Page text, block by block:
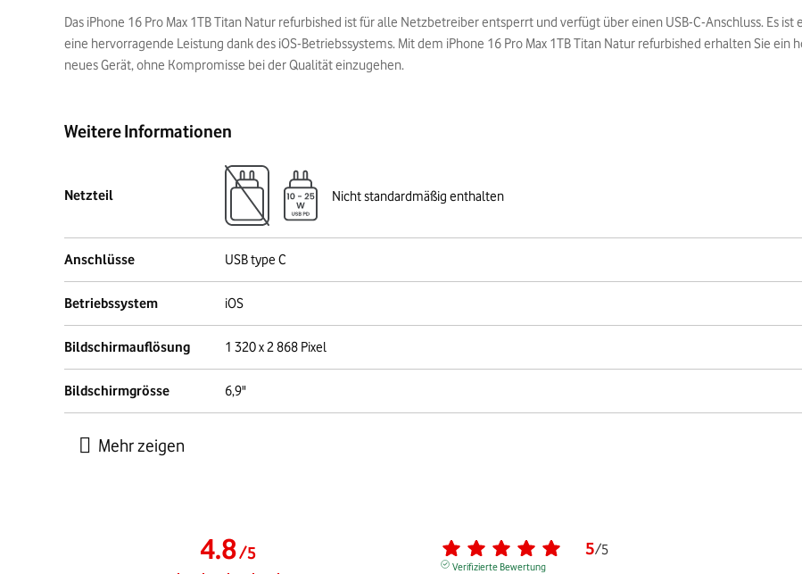
Das iPhone 16 Pro Max 1TB Titan Natur refurbished ist für alle Netzbetreiber entsperrt und verfügt über einen USB-C-Anschluss. Es
eine hervorragende Leistung dank des iOS-Betriebssystems. Mit dem iPhone 16 Pro Max 1TB Titan Natur refurbished erhalten Sie
neues Gerät, ohne Kompromisse bei der Qualität einzugehen.
Weitere Informationen
Netzteil Nicht standardmäßig enthalten
Anschlüsse USB type C
Betriebssystem iOS
Bildschirmauflösung 1 320 x 2 868 Pixel
Bildschirmgrösse 6,9"
4.8/5 5/5
Verifizierte Bewertung